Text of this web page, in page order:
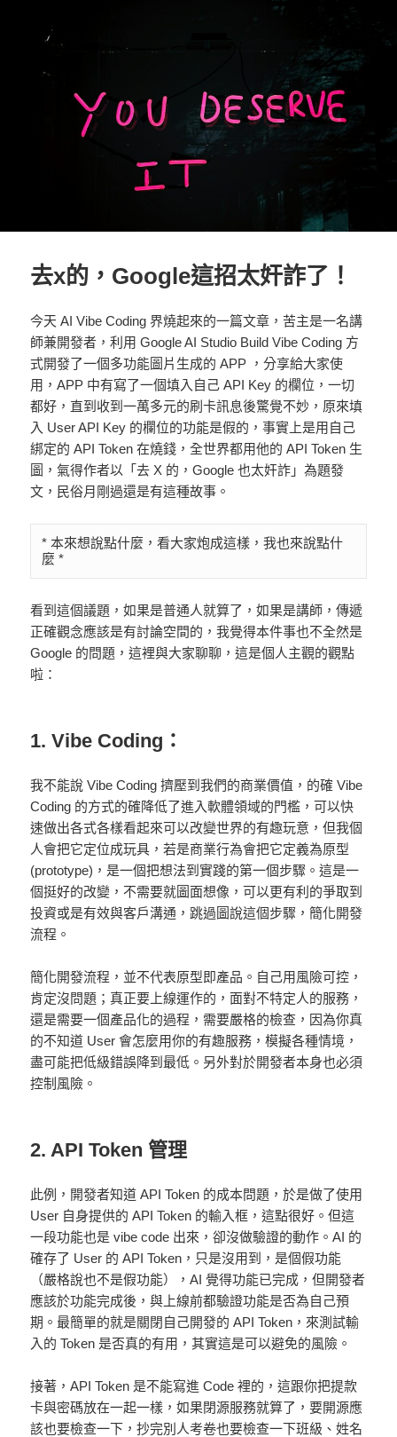
去x的，Google這招太奸詐了！
今天 AI Vibe Coding 界燒起來的一篇文章，苦主是一名講
師兼開發者，利用 Google AI Studio Build Vibe Coding 方
式開發了一個多功能圖片生成的 APP ，分享給大家使
用，APP 中有寫了一個填入自己 API Key 的欄位，一切
都好，直到收到一萬多元的刷卡訊息後驚覺不妙，原來填
入 User API Key 的欄位的功能是假的，事實上是用自己
綁定的 API Token 在燒錢，全世界都用他的 API Token 生
圖，氣得作者以「去 X 的，Google 也太奸詐」為題發
文，民俗月剛過還是有這種故事。
* 本來想說點什麼，看大家炮成這樣，我也來說點什
麼 *
看到這個議題，如果是普通人就算了，如果是講師，傳遞
正確觀念應該是有討論空間的，我覺得本件事也不全然是
Google 的問題，這裡與大家聊聊，這是個人主觀的觀點
啦：
1. Vibe Coding：
我不能說 Vibe Coding 擠壓到我們的商業價值，的確 Vibe
Coding 的方式的確降低了進入軟體領域的門檻，可以快
速做出各式各樣看起來可以改變世界的有趣玩意，但我個
人會把它定位成玩具，若是商業行為會把它定義為原型
(prototype)，是一個把想法到實踐的第一個步驟。這是一
個挺好的改變，不需要就圖面想像，可以更有利的爭取到
投資或是有效與客戶溝通，跳過圖說這個步驟，簡化開發
流程。
簡化開發流程，並不代表原型即產品。自己用風險可控，
肯定沒問題；真正要上線運作的，面對不特定人的服務，
還是需要一個產品化的過程，需要嚴格的檢查，因為你真
的不知道 User 會怎麼用你的有趣服務，模擬各種情境，
盡可能把低級錯誤降到最低。另外對於開發者本身也必須
控制風險。
2. API Token 管理
此例，開發者知道 API Token 的成本問題，於是做了使用
User 自身提供的 API Token 的輸入框，這點很好。但這
一段功能也是 vibe code 出來，卻沒做驗證的動作。AI 的
確存了 User 的 API Token，只是沒用到，是個假功能
（嚴格說也不是假功能），AI 覺得功能已完成，但開發者
應該於功能完成後，與上線前都驗證功能是否為自己預
期。最簡單的就是關閉自己開發的 API Token，來測試輸
入的 Token 是否真的有用，其實這是可以避免的風險。
接著，API Token 是不能寫進 Code 裡的，這跟你把提款
卡與密碼放在一起一樣，如果閉源服務就算了，要開源應
該也要檢查一下，抄完別人考卷也要檢查一下班級、姓名